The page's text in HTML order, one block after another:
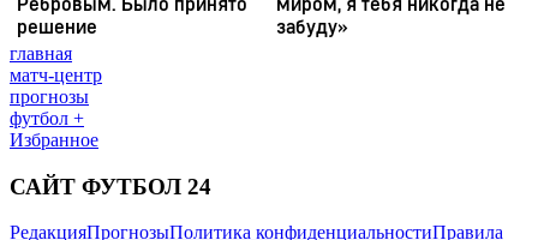
главная
матч-центр
прогнозы
футбол +
Избранное
САЙТ ФУТБОЛ 24
РедакцияПрогнозыПолитика конфиденциальностиПравила